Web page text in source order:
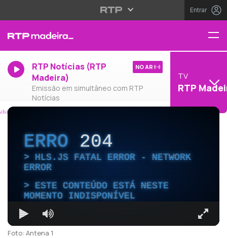
Entrar
RTP Notícias (RTP
Madeira)
Emissão em simultâneo com RTP
Notícias
NO AR
TV
RTP
ERRO204
HLS.JS FATAL ERROR - NETWORK
ERROR
ESTE CONTEÚDO ESTÁ NESTE
MOMENTO INDISPONÍVEL
Foto: Antena 1